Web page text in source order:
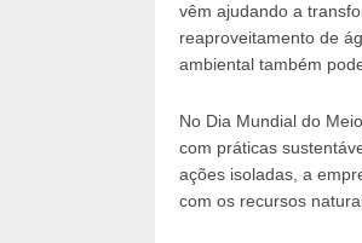
vêm ajudando a
reaproveitamento de
ambiental também
No Dia Mundial do
com práticas
ações isoladas, a
com os recursos